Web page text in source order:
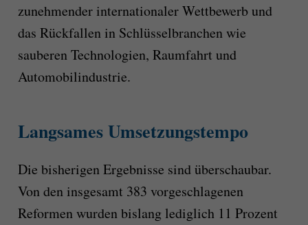
zunehmender internationaler Wettbewerb und
das Rückfallen in Schlüsselbranchen wie
sauberen Technologien, Raumfahrt und
Automobilindustrie.
Langsames Umsetzungstempo
Die bisherigen Ergebnisse sind überschaubar.
Von den insgesamt 383 vorgeschlagenen
Reformen wurden bislang lediglich 11 Prozent